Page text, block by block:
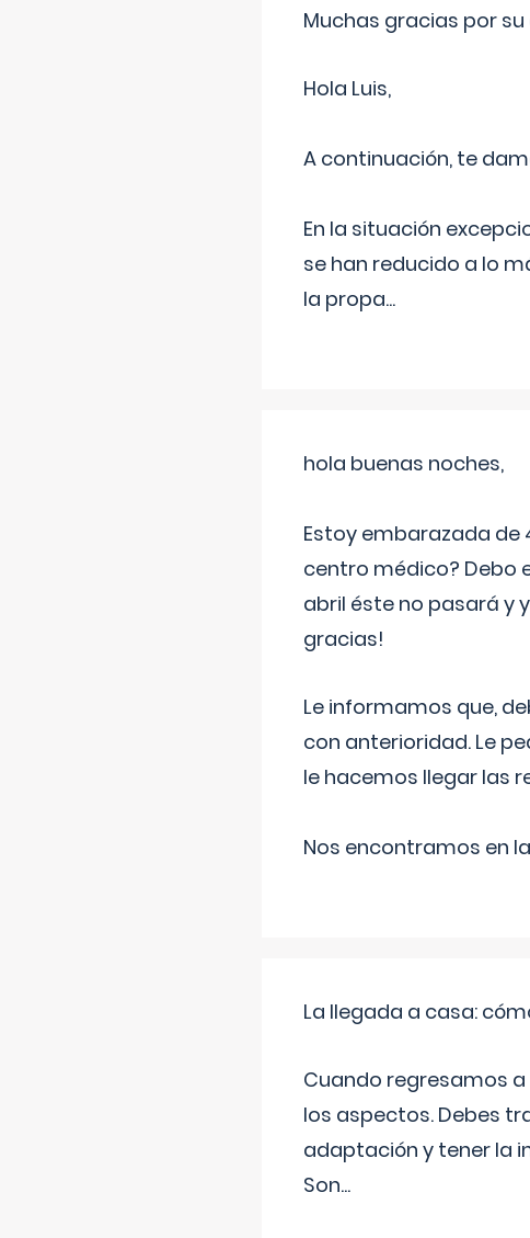
Muchas gracias por su
Hola Luis,
A continuación, te
En la situación
se han reducido a lo
la propa...
hola buenas noches,
Estoy embarazada de
centro médico? Debo
abril éste no pasará y
gracias!
Le informamos que,
con anterioridad. Le
le hacemos llegar las
Nos encontramos en
La llegada a casa:
Cuando regresamos
los aspectos. Debes
adaptación y tener la
Son...